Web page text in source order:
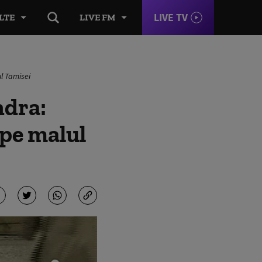
LIVE FM LIVE TV
Tamisei
malul